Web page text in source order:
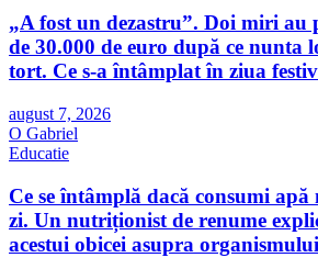
„A fost un dezastru”. Doi miri
de 30.000 de euro după ce nunta
tort. Ce s-a întâmplat în ziua
august 7, 2026
O Gabriel
Educatie
Ce se întâmplă dacă consumi
zi. Un nutriționist de renume
acestui obicei asupra